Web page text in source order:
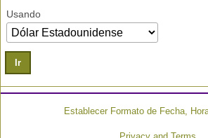
Usando
Ir
Establecer Formato de Fecha,
Privacy and Terms